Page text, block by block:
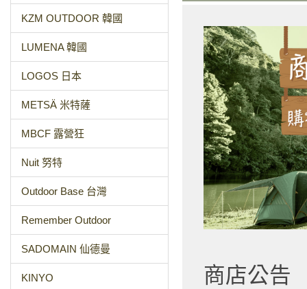
KZM OUTDOOR 韓國
LUMENA 韓國
LOGOS 日本
METSÄ 米特薩
MBCF 露營狂
Nuit 努特
Outdoor Base 台灣
Remember Outdoor
SADOMAIN 仙德曼
KINYO 商店公告